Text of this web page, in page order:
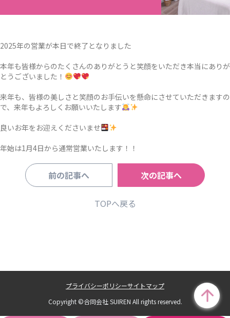
2025年の営業が本日で終了となりました
本年も皆様からのたくさんのありがとうと笑顔をいただき本当にありが
とうございました！
来年も、皆様の美しさと笑顔のお手伝いを懸命にさせていただきますの
で、来年もよろしくお願いいたします
良いお年をお迎えくださいませ
年始は1月4日から通常営業いたします！！
前の記事へ 次の記事へ
TOPへ戻る
プライバシーポリシーサイトマップ
Copyright ©合同会社 SUIREN All rights reserved.